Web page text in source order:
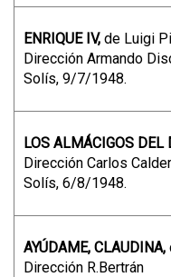
ENRIQUE IV, de Luigi
Dirección Armando
Solís, 9/7/1948.
LOS ALMÁCIGOS DEL
Dirección Carlos
Solís, 6/8/1948.
AYÚDAME, CLAUDINA,
Dirección R.Bertrán